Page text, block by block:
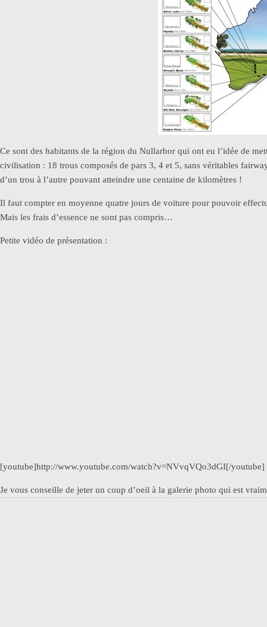
Ce sont des habitants de la région du Nullarbor qui ont eu l’idée de
civilisation : 18 trous composés de pars 3, 4 et 5, sans véritables
d’un trou à l’autre pouvant atteindre une centaine de kilomètres !
Il faut compter en moyenne quatre jours de voiture pour pouvoir
Mais les frais d’essence ne sont pas compris…
Petite vidéo de présentation :
[youtube]http://www.youtube.com/watch?v=NVvqVQo3dGI[/youtube]
Je vous conseille de jeter un coup d’oeil à la galerie photo qui est